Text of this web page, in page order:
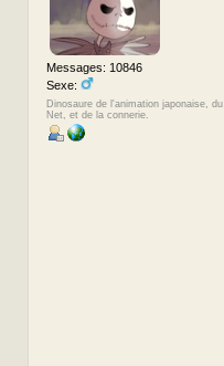
Messages: 10846
Sexe:
Dinosaure de l'animation japonaise, du
Net, et de la connerie.